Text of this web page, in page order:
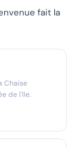
fait la
Chaise
de l'île.